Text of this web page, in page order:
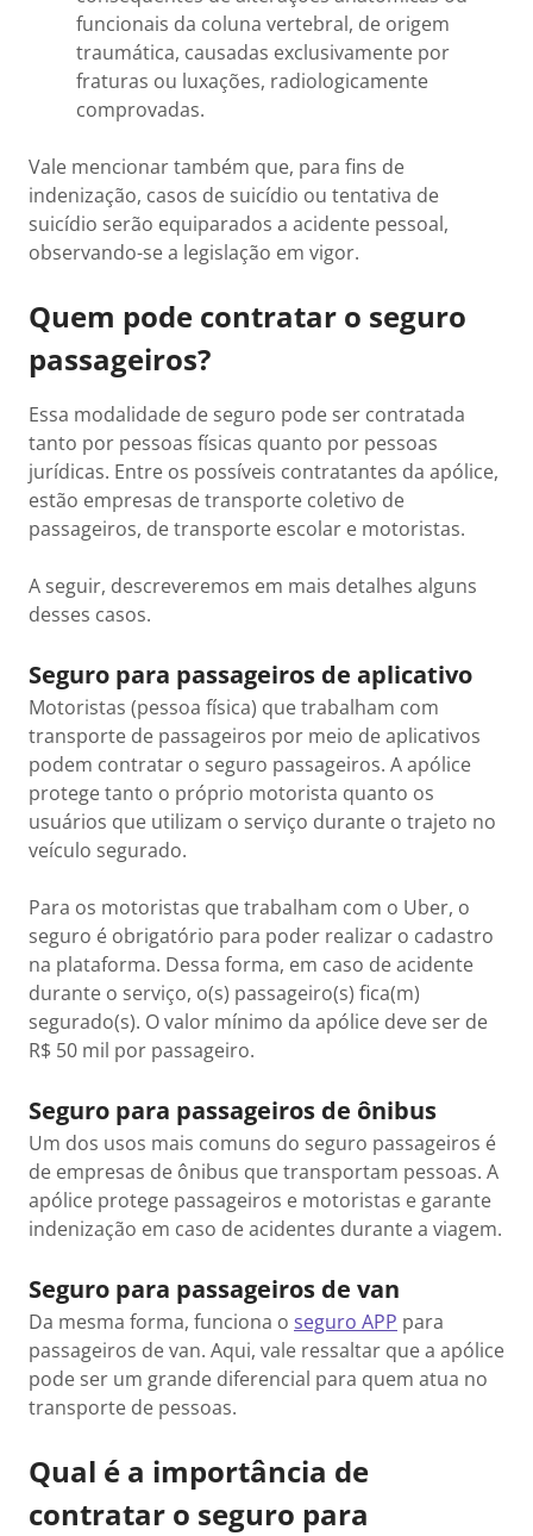
funcionais da coluna vertebral, de origem
traumática, causadas exclusivamente por
fraturas ou luxações, radiologicamente
comprovadas.
Vale mencionar também que, para fins de
indenização, casos de suicídio ou tentativa de
suicídio serão equiparados a acidente pessoal,
observando-se a legislação em vigor.
Quem pode contratar o seguro
passageiros?
Essa modalidade de seguro pode ser contratada
tanto por pessoas físicas quanto por pessoas
jurídicas. Entre os possíveis contratantes da apólice,
estão empresas de transporte coletivo de
passageiros, de transporte escolar e motoristas.
A seguir, descreveremos em mais detalhes alguns
desses casos.
Seguro para passageiros de aplicativo
Motoristas (pessoa física) que trabalham com
transporte de passageiros por meio de aplicativos
podem contratar o seguro passageiros. A apólice
protege tanto o próprio motorista quanto os
usuários que utilizam o serviço durante o trajeto no
veículo segurado.
Para os motoristas que trabalham com o Uber, o
seguro é obrigatório para poder realizar o cadastro
na plataforma. Dessa forma, em caso de acidente
durante o serviço, o(s) passageiro(s) fica(m)
segurado(s). O valor mínimo da apólice deve ser de
R$ 50 mil por passageiro.
Seguro para passageiros de ônibus
Um dos usos mais comuns do seguro passageiros é
de empresas de ônibus que transportam pessoas. A
apólice protege passageiros e motoristas e garante
indenização em caso de acidentes durante a viagem.
Seguro para passageiros de van
Da mesma forma, funciona o seguro APP para
passageiros de van. Aqui, vale ressaltar que a apólice
pode ser um grande diferencial para quem atua no
transporte de pessoas.
Qual é a importância de
contratar o seguro para